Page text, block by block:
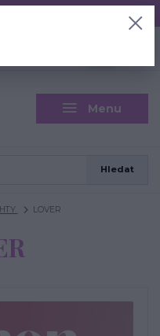
5 pracovních dní.
Menu
Hledat
LOVER